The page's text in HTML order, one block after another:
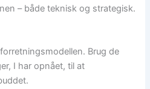
– både teknisk og strategisk.
Brug de
I har opnået, til at